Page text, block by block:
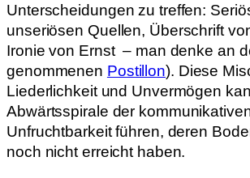
Unterscheidungen zu treffen:
unseriösen Quellen, Überschrift
Ironie von Ernst – man denke an
genommenen Postillon). Diese
Liederlichkeit und Unvermögen
Abwärtsspirale der
Unfruchtbarkeit führen, deren
noch nicht erreicht haben.